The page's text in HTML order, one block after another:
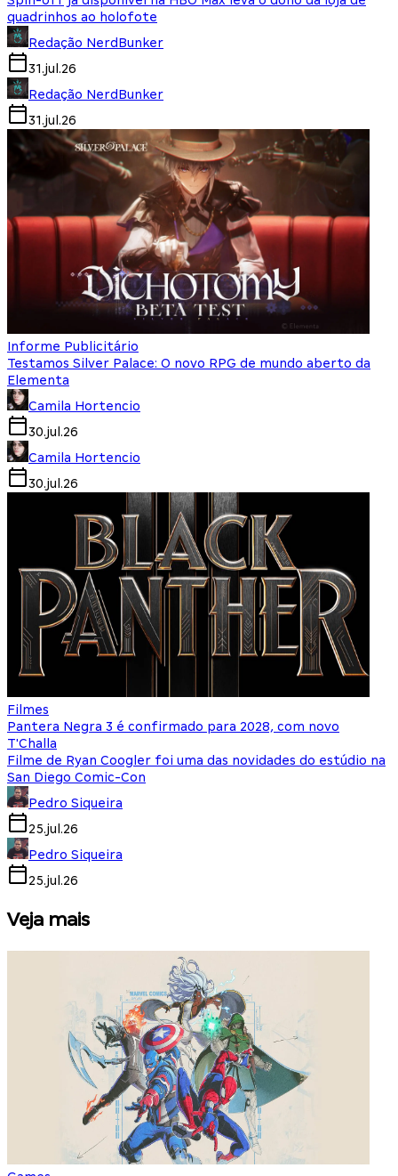
quadrinhos ao holofote
Redação NerdBunker
31.jul.26
Redação NerdBunker
31.jul.26
Informe Publicitário
Testamos Silver Palace: O novo RPG de mundo aberto da
Elementa
Camila Hortencio
30.jul.26
Camila Hortencio
30.jul.26
Filmes
Pantera Negra 3 é confirmado para 2028, com novo
T'Challa
Filme de Ryan Coogler foi uma das novidades do estúdio na
San Diego Comic-Con
Pedro Siqueira
25.jul.26
Pedro Siqueira
25.jul.26
Veja mais